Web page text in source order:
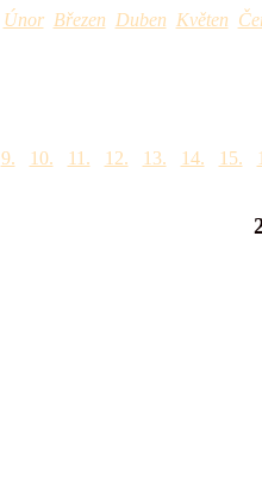
Únor Březen Duben Květen
9. 10. 11. 12. 13. 14. 15.